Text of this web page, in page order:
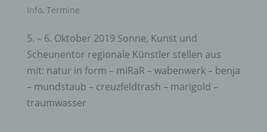
Info, Termine
5. – 6. Oktober 2019 Sonne, Kunst und
Scheunentor regionale Künstler stellen aus
mit: natur in form – miRaR – wabenwerk – benja
– mundstaub – creuzfeldtrash – marigold –
traumwasser